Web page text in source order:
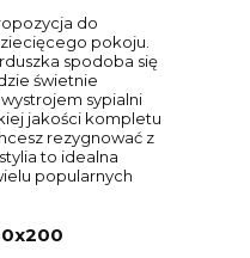
do
pokoju.
spodoba się
świetnie
sypialni
jakości kompletu
rezygnować z
to idealna
popularnych